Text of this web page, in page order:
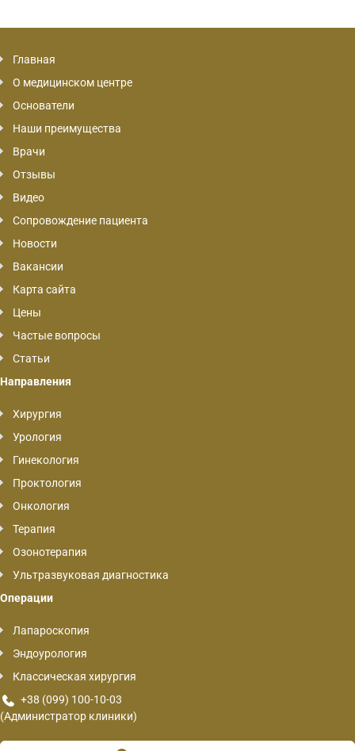
Главная
О медицинском центре
Основатели
Наши преимущества
Врачи
Отзывы
Видео
Сопровождение пациента
Новости
Вакансии
Карта сайта
Цены
Частые вопросы
Статьи
Направления
Хирургия
Урология
Гинекология
Проктология
Онкология
Терапия
Озонотерапия
Ультразвуковая диагностика
Операции
Лапароскопия
Эндоурология
Классическая хирургия
+38 (099) 100-10-03
(Администратор клиники)